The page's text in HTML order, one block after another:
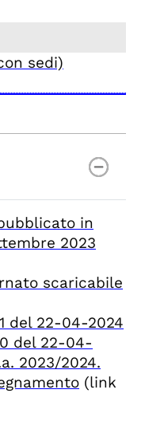
sedi)
in
2023
scaricabile
del 22-04-2024
del 22-04-
2023/2024.
(link